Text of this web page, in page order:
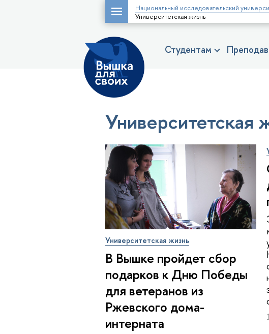
Национальный исследовательский
Университетская жизнь
Студентам
Университетская
Университетская жизнь
В Вышке пройдет сбор
подарков к Дню Победы
для ветеранов из
Ржевского дома-
интерната